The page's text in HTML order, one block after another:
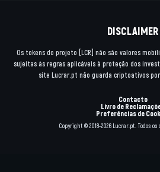
DISCLAIMER
Os tokens do projeto [LCR] não são valores
sujeitas às regras aplicáveis à proteção dos
site Lucrar.pt não guarda criptoativos
Contacto
Livro de
Preferências de
Copyright © 2018-2026 Lucrar.pt. Todos os